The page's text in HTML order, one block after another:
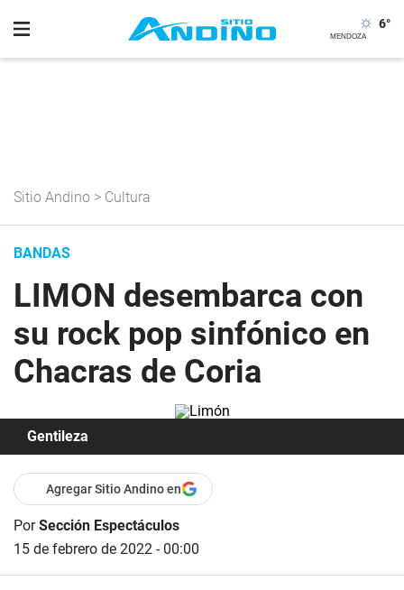
6°
Sitio Andino > Cultura
BANDAS
LIMON desembarca con
su rock pop sinfónico en
Chacras de Coria
Gentileza
Agregar Sitio Andino en
PorSección Espectáculos
15 de febrero de 2022 - 00:00